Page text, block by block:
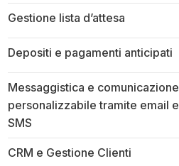
Gestione lista d’attesa
Depositi e pagamenti anticipati
Messaggistica e comunicazione
personalizzabile tramite email e
SMS
CRM e Gestione Clienti